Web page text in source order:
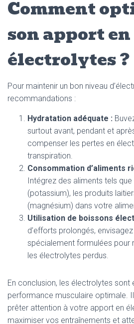
Comment
son apport en
électrolytes ?
Pour maintenir un bon niveau
recommandations :
Hydratation adéquate :
surtout avant, pendant et
compenser les pertes en
transpiration.
Consommation d’aliments
Intégrez des aliments tels que
(potassium), les produits
(magnésium) dans votre
Utilisation de boissons
d’efforts prolongés,
spécialement formulées pour
les électrolytes perdus.
En conclusion, les électrolytes sont
performance musculaire optimale.
prêter attention à votre apport en
maximiser vos entraînements et